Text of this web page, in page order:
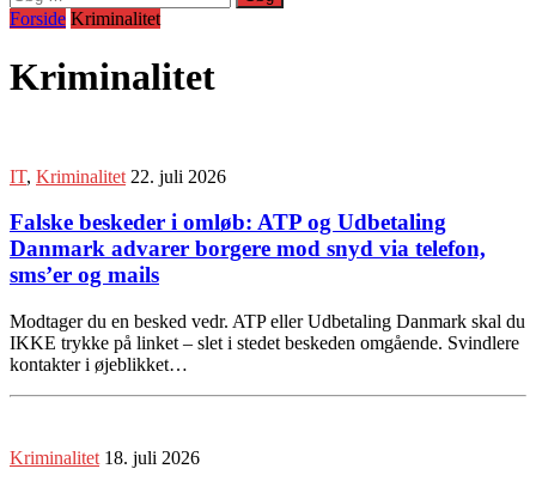
efter:
Forside Kriminalitet
Kriminalitet
IT, Kriminalitet 22. juli 2026
Falske beskeder i omløb: ATP og Udbetaling
Danmark advarer borgere mod snyd via telefon,
sms’er og mails
Modtager du en besked vedr. ATP eller Udbetaling Danmark skal du
IKKE trykke på linket – slet i stedet beskeden omgående. Svindlere
kontakter i øjeblikket…
Kriminalitet 18. juli 2026